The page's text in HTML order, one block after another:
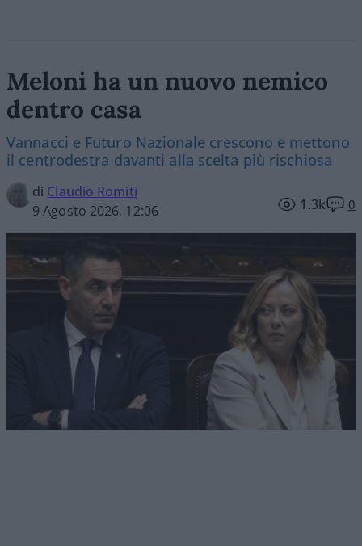
Meloni ha un nuovo nemico
dentro casa
Vannacci e Futuro Nazionale crescono e mettono
il centrodestra davanti alla scelta più rischiosa
di Claudio Romiti
9 Agosto 2026, 12:06
1.3k 0